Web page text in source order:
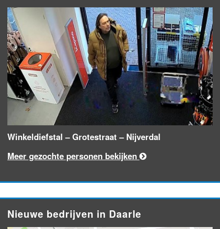
Winkeldiefstal – Grotestraat – Nijverdal
Meer gezochte personen bekijken
Nieuwe bedrijven in Daarle